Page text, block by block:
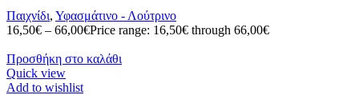
Παιχνίδι, Υφασμάτινο - Λούτρινο
16,50€ – 66,00€Price range: 16,50€ through 66,00€
Προσθήκη στο καλάθι
Quick view
Add to wishlist